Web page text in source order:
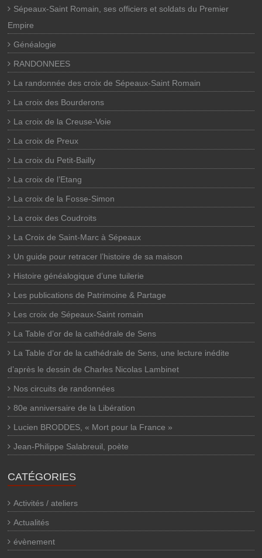
Sépeaux-Saint Romain, ses officiers et soldats du Premier
Empire
Généalogie
RANDONNEES
La randonnée des croix de Sépeaux-Saint Romain
La croix des Bourderons
La croix de la Creuse-Voie
La croix de Preux
La croix du Petit-Bailly
La croix de l’Etang
La croix de la Fosse-Simon
La croix des Coudroits
La Croix de Saint-Marc à Sépeaux
Un guide pour retracer l’histoire de sa maison
Histoire généalogique d’une tuilerie
Les publications de Patrimoine & Partage
Les croix de Sépeaux-Saint romain
La Table d’or de la cathédrale de Sens
La Table d’or de la cathédrale de Sens, une lecture inédite
d’après le dessin de Charles Nicolas Lambinet
Nos circuits de randonnées
80e anniversaire de la Libération
Lucien BRODDES, « Mort pour la France »
Jean-Philippe Salabreuil, poète
CATÉGORIES
Activités / ateliers
Actualités
évènement